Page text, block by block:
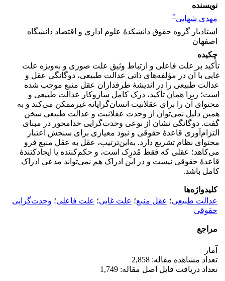
نویسنده
مهدی شهابی*
استادیار گروه حقوق دانشکدۀ علوم اداری و اقتصاد دانشگاه
اصفهان
چکیده
تأکید بر علت فاعلی و ارتباط وثیق علت صوری و به‌ویژه علت
غایی با آن در مؤلفه‌های ذاتی عدالت طبیعی، دوگانگی عقل و
عدالت طبیعی را در اندیشۀ طرفداران عقل منبع موجب شده
است؛ زیرا همان تأکید، درک کامل ساز‌و‌کار عدالت طبیعی و
محتوای آن را برای عقلانیت انسان‌گرایانه غیرممکن می‌کند و به
همین دلیل نمی‌توان از وحدت عقلانیت و عدالت طبیعی سخن
گفت. دوگانگی نشان از نوعی وحدت‌گرایی خدامحور در مبنای
التزام‌آوری قاعدۀ حقوقی و نبود معیاری برای سنجش اعتبار
محتوای نظام تشریع دارد. به‌این‌ترتیب، عقل به عقل منبع فرو
می‌کاهد؛ عقلی که فقط مُدرِک است، و حکم‌کننده یا ایجاد‌کنندۀ
قاعدۀ حقوقی نیست و در این ادراک هم نمی‌تواند مدعی ادراک
کامل باشد.
کلیدواژه‌ها
عدالت طبیعی؛ عقل منبع؛ علت غایی؛ علت فاعلی؛ وحدت‌گرایی
حقوقی
مراجع
آمار
تعداد مشاهده مقاله: 2,858
تعداد دریافت فایل اصل مقاله: 1,749